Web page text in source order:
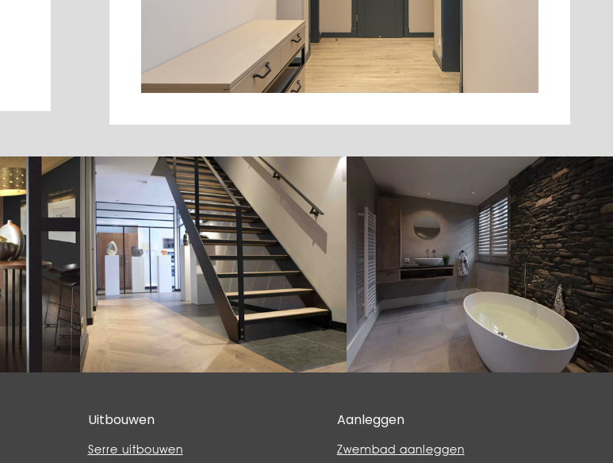
Uitbouwen
Serre uitbouwen
Aanleggen
Zwembad aanleggen